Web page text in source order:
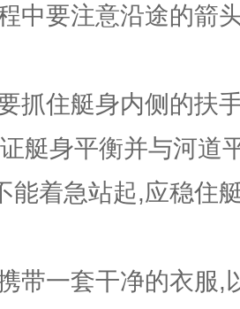
中要注意沿途的箭
抓住艇身内侧的扶
艇身平衡并与河道
能着急站起,应稳住
带一套干净的衣服,